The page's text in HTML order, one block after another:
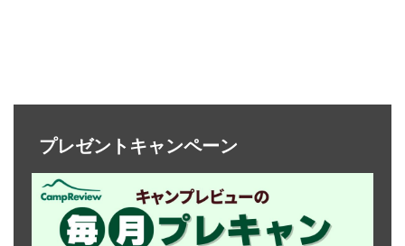
プレゼントキャンペーン